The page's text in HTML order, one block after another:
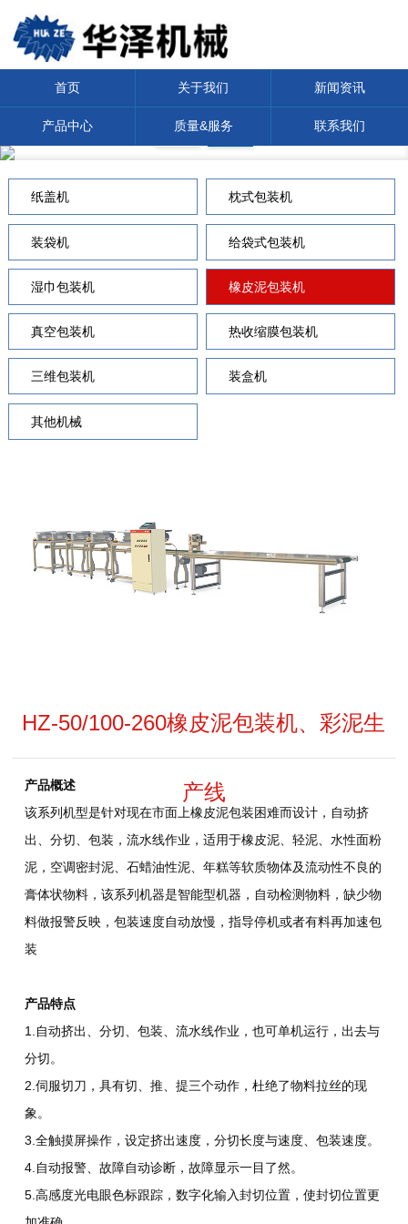
首页 关于我们 新闻资讯
产品中心 质量&服务 联系我们
纸盖机 枕式包装机
装袋机 给袋式包装机
湿巾包装机 橡皮泥包装机
真空包装机 热收缩膜包装机
三维包装机 装盒机
其他机械
HZ-50/100-260橡皮泥包装机、彩泥生
产线
产品概述
该系列机型是针对现在市面上橡皮泥包装困难而设计，自动挤
出、分切、包装，流水线作业，适用于橡皮泥、轻泥、水性面粉
泥，空调密封泥、石蜡油性泥、年糕等软质物体及流动性不良的
膏体状物料，该系列机器是智能型机器，自动检测物料，缺少物
料做报警反映，包装速度自动放慢，指导停机或者有料再加速包
装
产品特点
1.自动挤出、分切、包装、流水线作业，也可单机运行，出去与
分切。
2.伺服切刀，具有切、推、提三个动作，杜绝了物料拉丝的现
象。
3.全触摸屏操作，设定挤出速度，分切长度与速度、包装速度。
4.自动报警、故障自动诊断，故障显示一目了然。
5.高感度光电眼色标跟踪，数字化输入封切位置，使封切位置更